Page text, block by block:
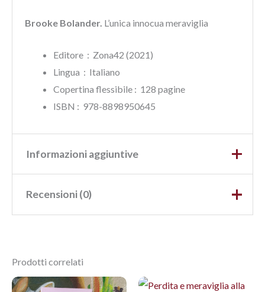
Brooke Bolander. L’unica innocua meraviglia
Editore ‏ : ‎ Zona42 (2021)
Lingua ‏ : ‎ Italiano
Copertina flessibile : ‎ 128 pagine
ISBN‏ : ‎ 978-8898950645
Informazioni aggiuntive
Peso
Recensioni (0)
Recensisci per primo
Prodotti correlati